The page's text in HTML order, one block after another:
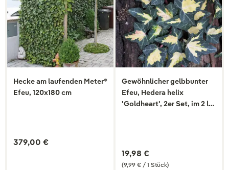
Hecke am laufenden Meter®
Efeu, 120x180 cm
379,00 €
Gewöhnlicher gelbbunter
Efeu, Hedera helix
'Goldheart', 2er Set, im 2 l
(9,99 € / 1 Stück)
19,98 €